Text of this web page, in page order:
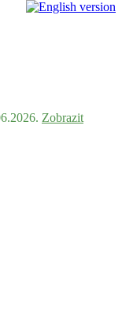
Zobrazit